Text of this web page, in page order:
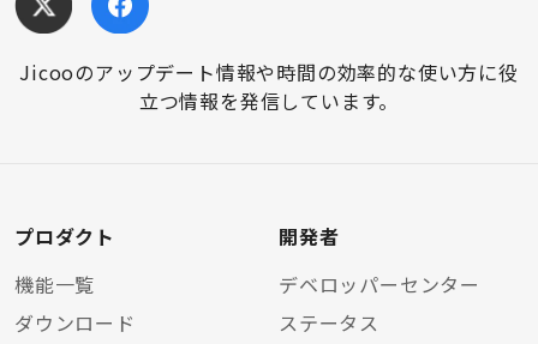
Jicooのアップデート情報や時間の効率的な使い方に役
立つ情報を発信しています。
プロダクト
機能一覧
ダウンロード
開発者
デベロッパーセンター
ステータス